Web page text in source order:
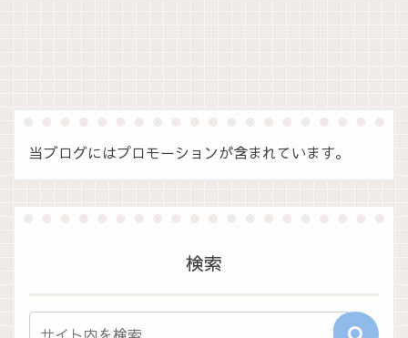
当ブログにはプロモーションが含まれています。
検索